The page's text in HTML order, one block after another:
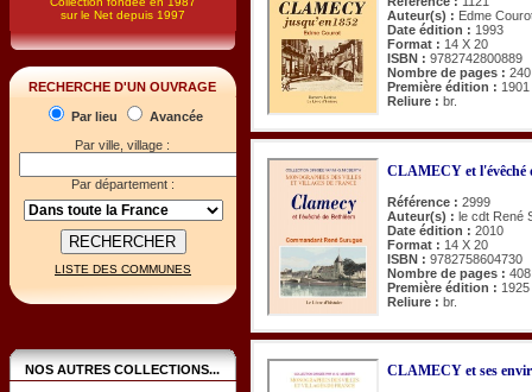
sur le Net depuis 1997
RECHERCHE D'UN OUVRAGE
Par lieu
Avancée
Par ville, village :
Par département :
LISTE DES COMMUNES
NOS AUTRES COLLECTIONS...
Auteur(s) : Edme
Date édition : 1993
Format : 14 X 20
ISBN : 9782742800889
Nombre de pages : 240
Première édition : 1901
Reliure : br.
CLAMECY et l'évêché
Référence : 2999
Auteur(s) : le cdt René
Date édition : 2010
Format : 14 X 20
ISBN : 9782758604730
Nombre de pages : 408
Première édition : 1925
Reliure : br.
CLAMECY et ses